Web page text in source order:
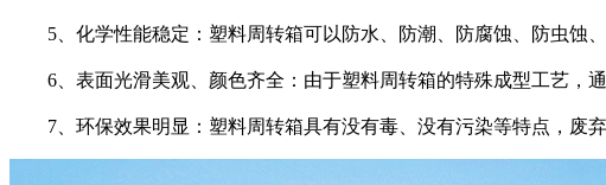
5、化学性能稳定：塑料周转箱可以防水、防潮、防腐蚀、防虫蚀、
6、表面光滑美观、颜色齐全：由于塑料周转箱的特殊成型工艺，通
7、环保效果明显：塑料周转箱具有没有毒、没有污染等特点，废弃